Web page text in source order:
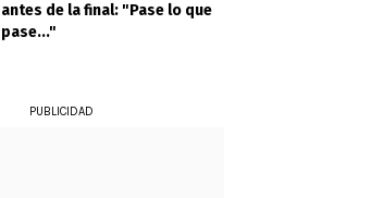
antes de la final: "Pase lo que
pase..."
PUBLICIDAD